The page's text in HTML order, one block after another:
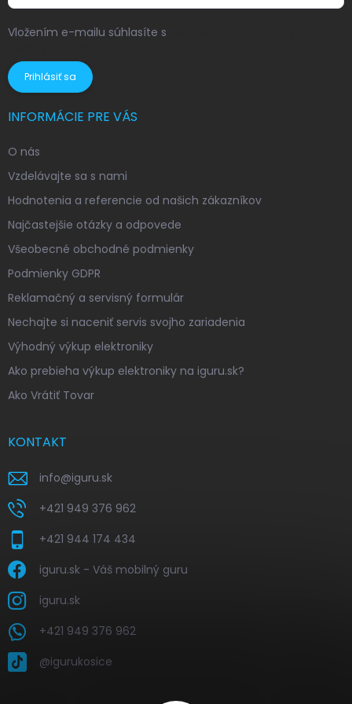
Vložením e-mailu súhlasíte s
Prihlásiť sa
INFORMÁCIE PRE VÁS
O nás
Vzdelávajte sa s nami
Hodnotenia a referencie od našich zákazníkov
Najčastejšie otázky a odpovede
Všeobecné obchodné podmienky
Podmienky GDPR
Reklamačný a servisný formulár
Nechajte si naceniť servis svojho zariadenia
Výhodný výkup elektroniky
Ako prebieha výkup elektroniky na iguru.sk?
Ako Vrátiť Tovar
KONTAKT
info@iguru.sk
+421 949 376 962
+421 944 174 434
iguru.sk - Váš mobilný guru
iguru.sk
+421 949 376 962
@igurukosice